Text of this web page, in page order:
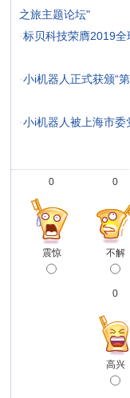
之旅主题论坛"
·标贝科技荣膺2019
·小i机器人正式获颁“
·小i机器人被上海市委
0
震惊
0
不解
0
高兴